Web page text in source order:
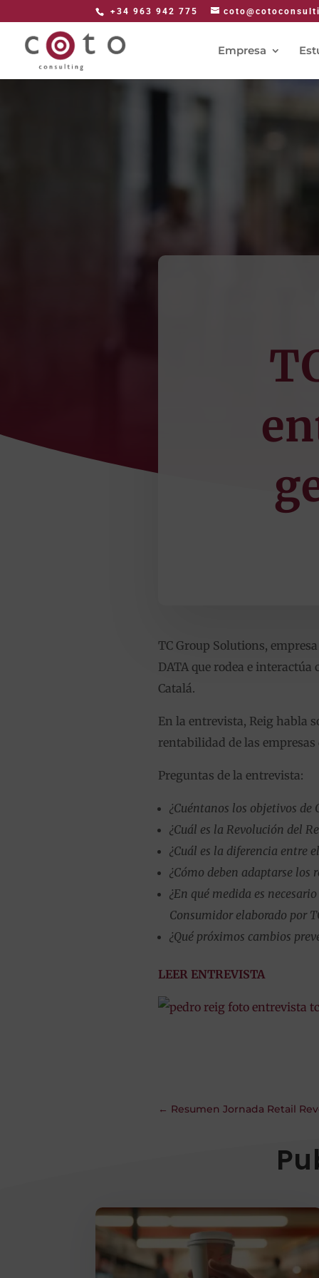
+34 963 942 775
Empresa
TC Group Solutions,
DATA que rodea e
Catalá.
En la entrevista, Reig habla
rentabilidad de las empresas
Preguntas de la entrevista:
¿Cuéntanos los objetivos
¿Cuál es la Revolución del
¿Cuál es la diferencia entre
¿Cómo deben adaptarse los
¿En qué medida es
Consumidor elaborado por
¿Qué próximos cambios
LEER ENTREVISTA
← Resumen Jornada Retail